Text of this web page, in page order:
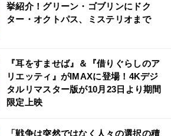
挙紹介！グリーン・ゴブリンにドク
ター・オクトパス、ミステリオまで
『耳をすませば』＆『借りぐらしのア
リエッティ』がIMAXに登場！4Kデジ
タルリマスター版が10月23日より期間
限定上映
「戦争は突然ではなく人々の選択の積